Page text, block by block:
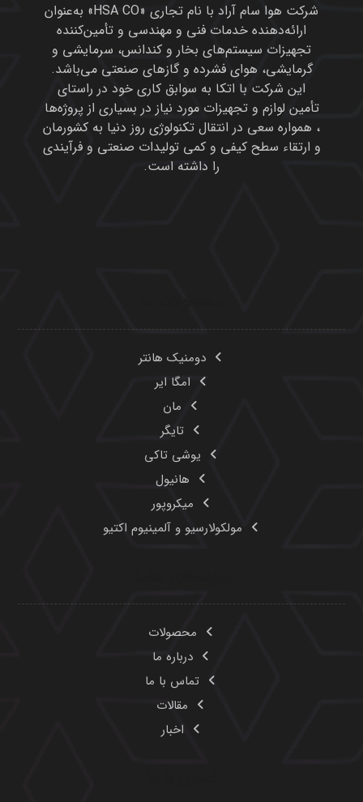
شرکت هوا سام آراد با نام تجاری «HSA CO» به‌عنوان
ارائه‌دهنده خدمات فنی و مهندسی و تأمین‌کننده
تجهیزات سیستم‌های بخار و کندانس، سرمایشی و
گرمایشی، هوای فشرده و گازهای صنعتی می‌باشد.
این شرکت با اتکا به سوابق کاری خود در راستای
تأمین لوازم و تجهیزات مورد نیاز در بسیاری از پروژه‌ها
، همواره سعی در انتقال تکنولوژی روز دنیا به کشورمان
و ارتقاء سطح کیفی و کمی تولیدات صنعتی و فرآیندی
را داشته است.
دومنیک هانتر
امگا ایر
مان
تایگر
یوشی تاکی
هانیول
میکروپور
مولکولارسیو و آلمینیوم اکتیو
محصولات
درباره ما
تماس با ما
مقالات
اخبار